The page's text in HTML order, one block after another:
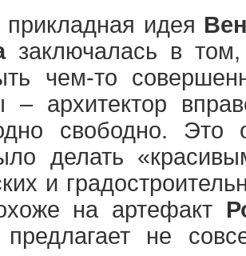
прикладная идея
заключалась в
чем-то
– архитектор
свободно. Это
делать
и
на артефакт
предлагает не